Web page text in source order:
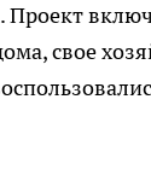
Проект
свое